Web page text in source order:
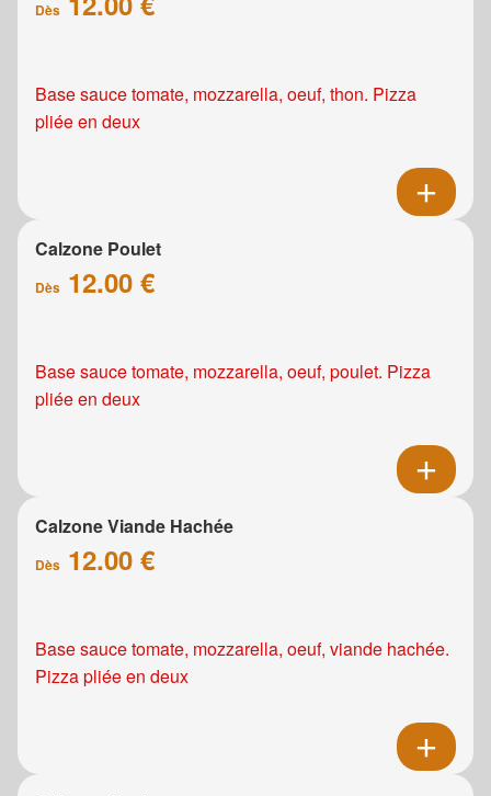
Dès
Base sauce tomate, mozzarella, oeuf, thon. Pizza
pliée en deux
Calzone Poulet
Dès 12.00 €
Base sauce tomate, mozzarella, oeuf, poulet. Pizza
pliée en deux
Calzone Viande Hachée
Dès 12.00 €
Base sauce tomate, mozzarella, oeuf, viande hachée.
Pizza pliée en deux